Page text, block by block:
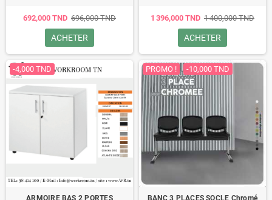
692,000 TND 696,000 TND
ACHETER
1 396,000 TND 1 400,000 TND
ACHETER
-4,000 TND
ARMOIRE BAS 2 PORTES
PROMO ! -10,000 TND
BANC 3 PLACES SOCLE Chromé